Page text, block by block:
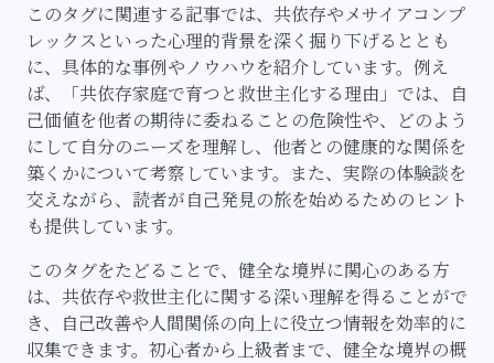
このタグに関連する記事では、共依存やメサイアコンプ
レックスといった心理的背景を深く掘り下げるととも
に、具体的な事例やノウハウを紹介しています。例え
ば、「共依存家庭で育つと救世主化する理由」では、自
己価値を他者の期待に委ねることの危険性や、どのよう
にして自分のニーズを理解し、他者との健康的な関係を
築くかについて考察しています。また、実際の体験談を
交えながら、読者が自己発見の旅を始めるためのヒント
も提供しています。
このタグをたどることで、健全な境界に関心のある方
は、共依存や救世主化に関する深い理解を得ることがで
き、自己改善や人間関係の向上に役立つ情報を効率的に
収集できます。初心者から上級者まで、健全な境界の概